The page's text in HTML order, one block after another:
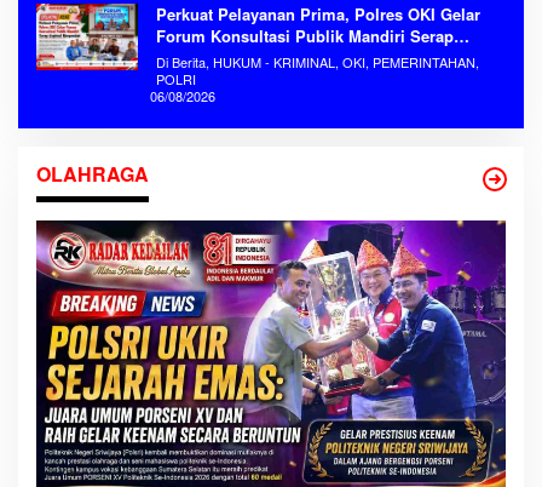
Perkuat Pelayanan Prima, Polres OKI Gelar
Forum Konsultasi Publik Mandiri Serap
Aspirasi Masyarakat
Di Berita, HUKUM - KRIMINAL, OKI, PEMERINTAHAN,
POLRI
06/08/2026
OLAHRAGA